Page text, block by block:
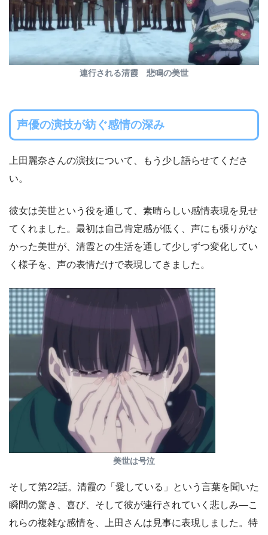
連行される清霞 悲鳴の美世
声優の演技が紡ぐ感情の深み
上田麗奈さんの演技について、もう少し語らせてくださ
い。
彼女は美世という役を通して、素晴らしい感情表現を見せ
てくれました。最初は自己肯定感が低く、声にも張りがな
かった美世が、清霞との生活を通して少しずつ変化してい
く様子を、声の表情だけで表現してきました。
美世は号泣
そして第22話。清霞の「愛している」という言葉を聞いた
瞬間の驚き、喜び、そして彼が連行されていく悲しみ—こ
れらの複雑な感情を、上田さんは見事に表現しました。特